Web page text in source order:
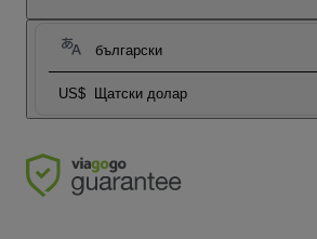
български
US$ Щатски долар